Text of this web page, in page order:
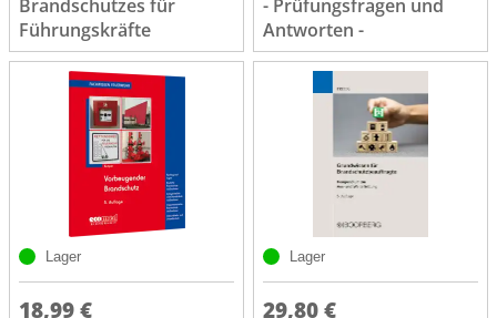
Brandschutzes für
Führungskräfte
- Prüfungsfragen und
Antworten -
Lager
18,99 €
Lager
29,80 €